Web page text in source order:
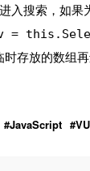
入搜索，如果
=
时存放的数组
JavaScript